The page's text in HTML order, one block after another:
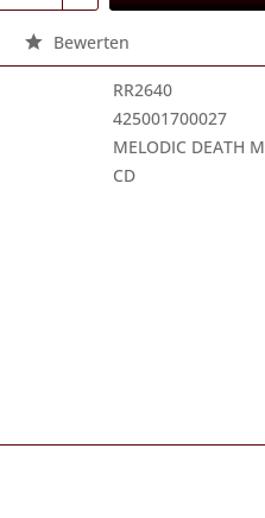
Bewerten
RR2640
425001700027
MELODIC DEATH
CD